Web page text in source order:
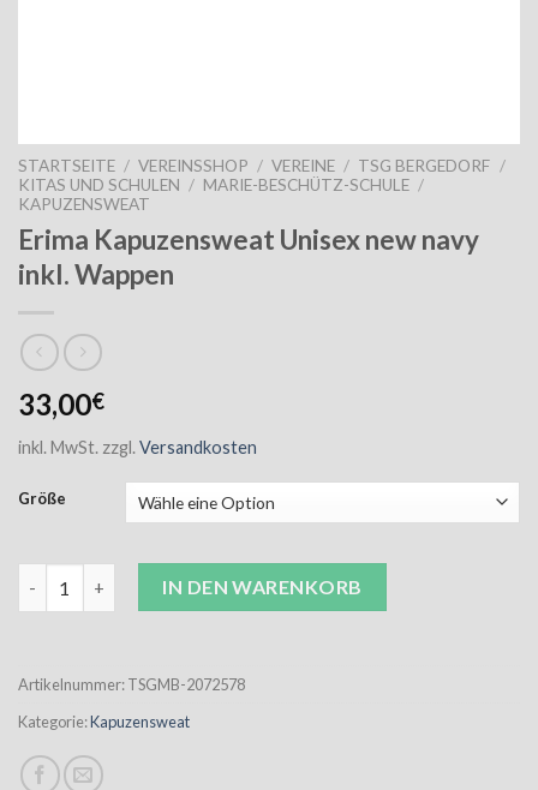
STARTSEITE / VEREINSSHOP / VEREINE / TSG BERGEDORF /
KITAS UND SCHULEN / MARIE-BESCHÜTZ-SCHULE /
KAPUZENSWEAT
Erima Kapuzensweat Unisex new navy
inkl. Wappen
33,00€
inkl. MwSt. zzgl.Versandkosten
Größe
Erima Kapuzensweat Unisex new navy inkl. Wappen Menge
IN DEN WARENKORB
Artikelnummer:TSGMB-2072578
Kategorie:Kapuzensweat